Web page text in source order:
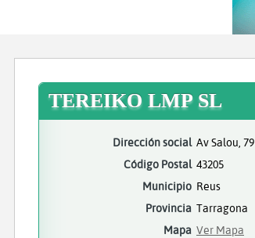
TEREIKO LMP SL
Dirección social Av Salou, 79
Código Postal 43205
Municipio Reus
Provincia Tarragona
Mapa Ver Mapa